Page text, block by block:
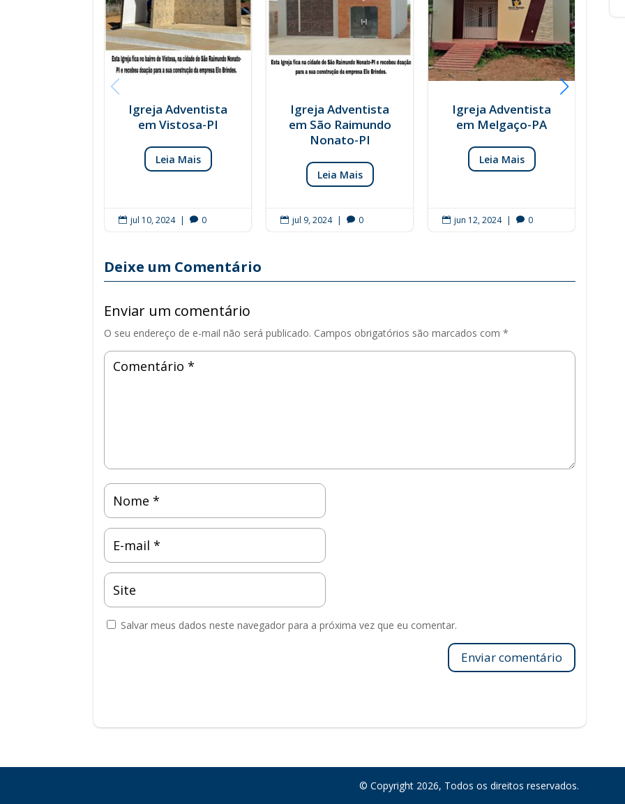
Igreja Adventista
em Vistosa-PI
Leia Mais
 jul 10, 2024 |  0
Igreja Adventista
em São Raimundo
Nonato-PI
Leia Mais
 jul 9, 2024 |  0
Igreja Adventista
em Melgaço-PA
Leia Mais
 jun 12, 2024 |  0
Deixe um Comentário
Enviar um comentário
O seu endereço de e-mail não será publicado. Campos obrigatórios são marcados com*
Salvar meus dados neste navegador para a próxima vez que eu comentar.
Enviar comentário
© Copyright 2026, Todos os direitos reservados.